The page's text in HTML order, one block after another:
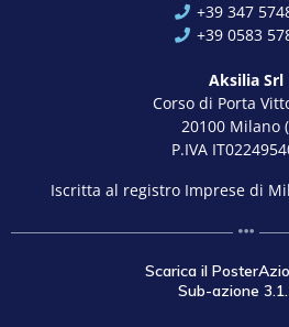
+39 347
+39 0583
Aksilia Srl
Corso di Porta
20100 Milano
P.IVA
Iscritta al registro Imprese di
Scarica il
Sub-azione